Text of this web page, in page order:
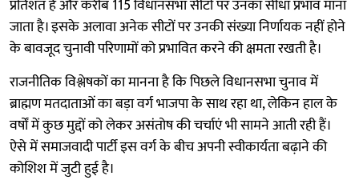
प्रतिशत है और करीब 115 विधानसभा सीटों पर उनका सीधा प्रभाव माना
जाता है। इसके अलावा अनेक सीटों पर उनकी संख्या निर्णायक नहीं होने
के बावजूद चुनावी परिणामों को प्रभावित करने की क्षमता रखती है।
राजनीतिक विश्लेषकों का मानना है कि पिछले विधानसभा चुनाव में
ब्राह्मण मतदाताओं का बड़ा वर्ग भाजपा के साथ रहा था, लेकिन हाल के
वर्षों में कुछ मुद्दों को लेकर असंतोष की चर्चाएं भी सामने आती रही हैं।
ऐसे में समाजवादी पार्टी इस वर्ग के बीच अपनी स्वीकार्यता बढ़ाने की
कोशिश में जुटी हुई है।